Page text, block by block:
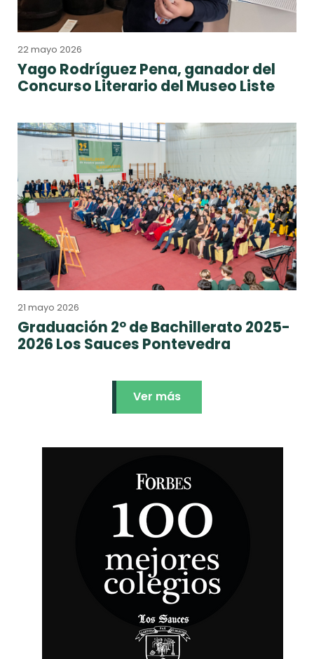
22 mayo 2026
Yago Rodríguez Pena, ganador del
Concurso Literario del Museo Liste
21 mayo 2026
Graduación 2º de Bachillerato 2025-
2026 Los Sauces Pontevedra
Ver más